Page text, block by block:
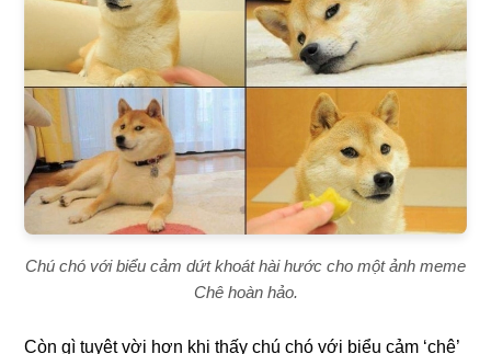
Chú chó với biểu cảm dứt khoát hài hước cho một ảnh meme
Chê hoàn hảo.
Còn gì tuyệt vời hơn khi thấy chú chó với biểu cảm ‘chê’